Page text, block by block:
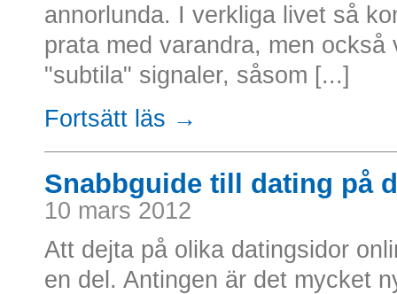
annorlunda. I verkliga livet så
prata med varandra, men
"subtila" signaler, såsom [...]
Fortsätt läs →
Snabbguide till dating på
10 mars 2012
Att dejta på olika datingsidor
en del. Antingen är det mycket